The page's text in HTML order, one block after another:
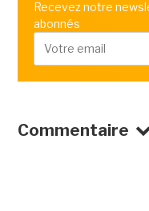
Recevez notre
abonnés
Commentaire